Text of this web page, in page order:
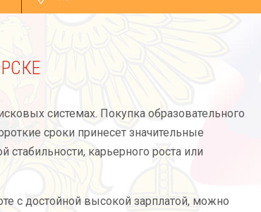
системах. Покупка образовательного
сроки принесет значительные
карьерного роста или
с достойной высокой зарплатой, можно